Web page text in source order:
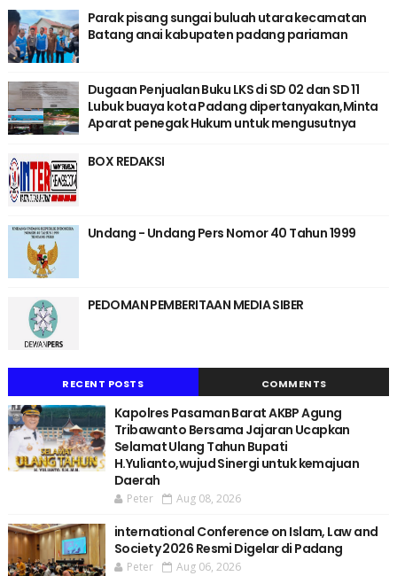
Parak pisang sungai buluah utara kecamatan
Batang anai kabupaten padang pariaman
Dugaan Penjualan Buku LKS di SD 02 dan SD 11
Lubuk buaya kota Padang dipertanyakan,Minta
Aparat penegak Hukum untuk mengusutnya
BOX REDAKSI
Undang - Undang Pers Nomor 40 Tahun 1999
PEDOMAN PEMBERITAAN MEDIA SIBER
RECENT POSTS COMMENTS
Kapolres Pasaman Barat AKBP Agung
Tribawanto Bersama Jajaran Ucapkan
Selamat Ulang Tahun Bupati
H.Yulianto,wujud Sinergi untuk kemajuan
Daerah
Peter Aug 08, 2026
international Conference on Islam, Law and
Society 2026 Resmi Digelar di Padang
Peter Aug 06, 2026